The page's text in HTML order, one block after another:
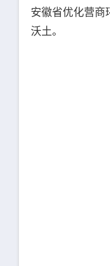
安徽省优化营商
沃土。